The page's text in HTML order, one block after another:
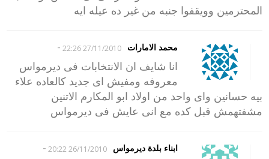
المحترمين وويقفوا جنبه من غير ده عيله ايه
محمد الامارات 27/11/2010 22:26
-
انا شايف ان الانتخابات فى ديرمواس
معروفه ومفيش اى جديد كالعاده علاء
بيه حسانين واى واحد من اولاد ابو المكارم الاتنين
مشفتهمش قبل كده مع انى عايش فى ديرمواس
ابناء بلدة ديرمواس 26/11/2010 20:22
-